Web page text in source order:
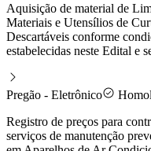
Aquisição de material de
Materiais e Utensílios de
Descartáveis conforme
estabelecidas neste Edital e
Pregão - Eletrônico
Registro de preços para
serviços de manutenção